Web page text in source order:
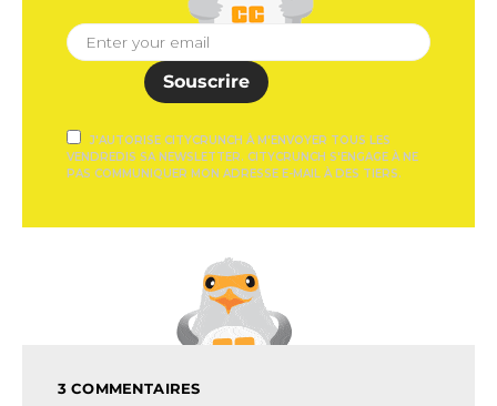
Souscrire
J'AUTORISE CITYCRUNCH À M'ENVOYER TOUS LES
VENDREDIS SA NEWSLETTER. CITYCRUNCH S'ENGAGE À NE
PAS COMMUNIQUER MON ADRESSE E-MAIL À DES TIERS.
3 COMMENTAIRES